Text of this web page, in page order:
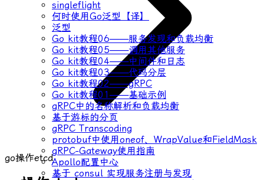
singleflight
何时使用Go泛型【译】
泛型
Go kit教程06——服务发现和负载均衡
Go kit教程05——调用其他服务
Go kit教程04——中间件和日志
Go kit教程03——代码分层
Go kit教程02——gRPC
Go kit教程01——基础示例
gRPC中的名称解析和负载均衡
基于游标的分页
gRPC Transcoding
protobuf中使用oneof、WrapValue和FieldMask
gRPC-Gateway使用指南
Apollo配置中心
基于 consul 实现服务注册与发现
go操作etcd